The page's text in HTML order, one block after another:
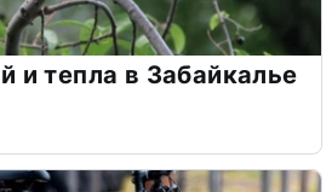
и тепла в Забайкалье